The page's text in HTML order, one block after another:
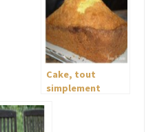
Cake, tout
simplement